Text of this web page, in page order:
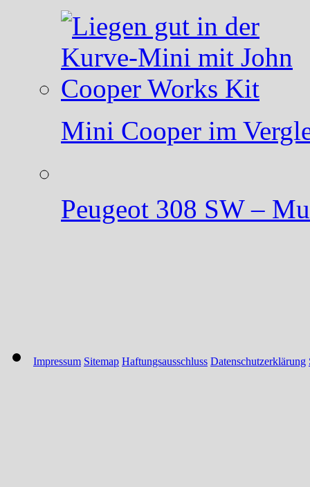
Mini Cooper im
Peugeot 308 SW –
Impressum Sitemap Haftungsausschluss Datenschutzerklärung